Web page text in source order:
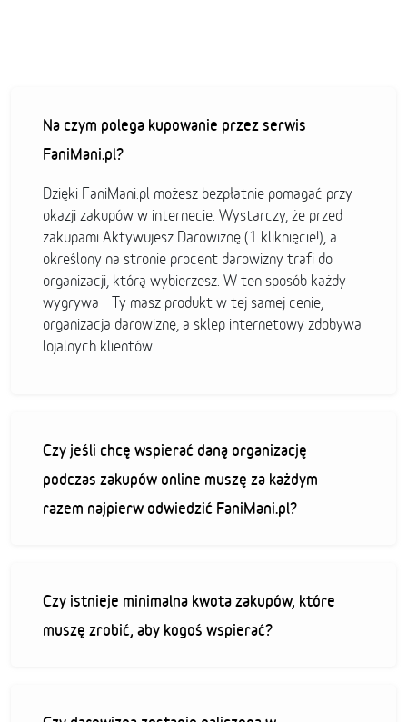
Na czym polega kupowanie przez serwis
FaniMani.pl?
Dzięki FaniMani.pl możesz bezpłatnie pomagać przy
okazji zakupów w internecie. Wystarczy, że przed
zakupami Aktywujesz Darowiznę (1 kliknięcie!), a
określony na stronie procent darowizny trafi do
organizacji, którą wybierzesz. W ten sposób każdy
wygrywa - Ty masz produkt w tej samej cenie,
organizacja darowiznę, a sklep internetowy zdobywa
lojalnych klientów
Czy jeśli chcę wspierać daną organizację
podczas zakupów online muszę za każdym
razem najpierw odwiedzić FaniMani.pl?
Czy istnieje minimalna kwota zakupów, które
muszę zrobić, aby kogoś wspierać?